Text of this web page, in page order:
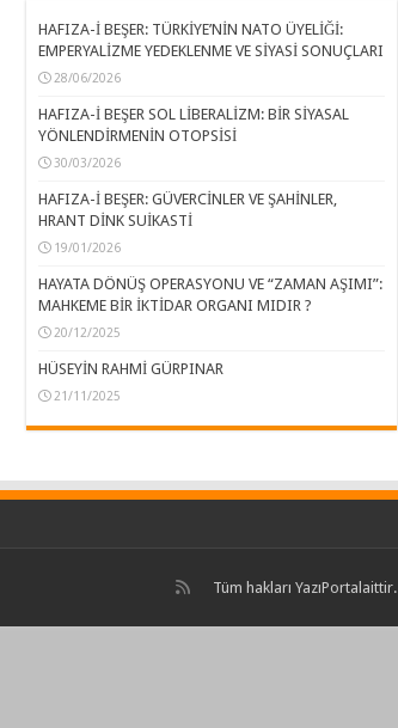
HAFIZA-İ BEŞER: TÜRKİYE’NİN NATO ÜYELİĞİ:
EMPERYALİZME YEDEKLENME VE SİYASİ SONUÇLARI
28/06/2026
HAFIZA-İ BEŞER SOL LİBERALİZM: BİR SİYASAL
YÖNLENDİRMENİN OTOPSİSİ
30/03/2026
HAFIZA-İ BEŞER: GÜVERCİNLER VE ŞAHİNLER,
HRANT DİNK SUİKASTİ
19/01/2026
HAYATA DÖNÜŞ OPERASYONU VE “ZAMAN AŞIMI”:
MAHKEME BİR İKTİDAR ORGANI MIDIR ?
20/12/2025
HÜSEYİN RAHMİ GÜRPINAR
21/11/2025
Tüm hakları YazıPortal aittir.